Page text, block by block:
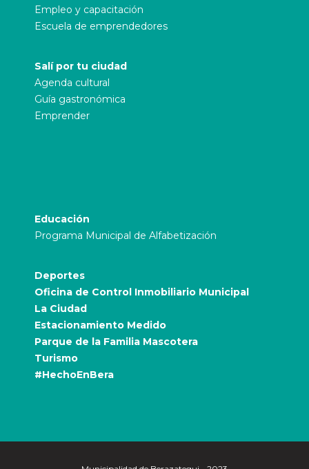
Empleo y capacitación
Escuela de emprendedores
Salí por tu ciudad
Agenda cultural
Guía gastronómica
Emprender
Educación
Programa Municipal de Alfabetización
Deportes
Oficina de Control Inmobiliario Municipal
La Ciudad
Estacionamiento Medido
Parque de la Familia Mascotera
Turismo
#HechoEnBera